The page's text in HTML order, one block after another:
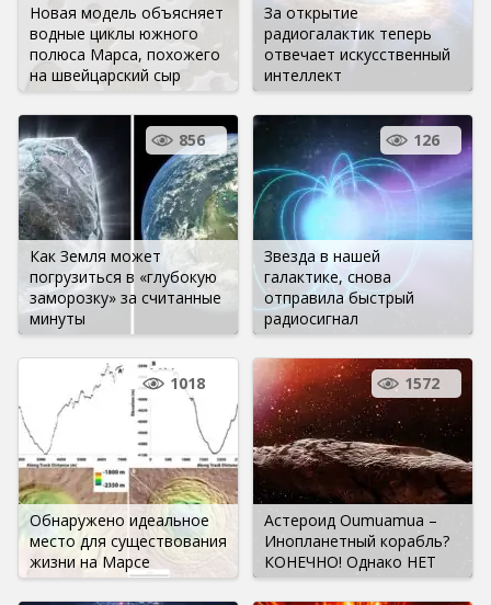
Новая модель объясняет
водные циклы южного
полюса Марса, похожего
на швейцарский сыр
За открытие
радиогалактик теперь
отвечает искусственный
интеллект
Как Земля может
погрузиться в «глубокую
заморозку» за считанные
минуты
856
Звезда в нашей
галактике, снова
отправила быстрый
радиосигнал
126
Обнаружено идеальное
место для существования
жизни на Марсе
1018
Астероид Oumuamua –
Инопланетный корабль?
КОНЕЧНО! Однако НЕТ
1572